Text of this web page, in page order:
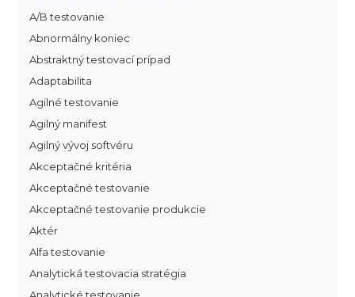
A/B testovanie
Abnormálny koniec
Abstraktný testovací prípad
Adaptabilita
Agilné testovanie
Agilný manifest
Agilný vývoj softvéru
Akceptačné kritéria
Akceptačné testovanie
Akceptačné testovanie produkcie
Aktér
Alfa testovanie
Analytická testovacia stratégia